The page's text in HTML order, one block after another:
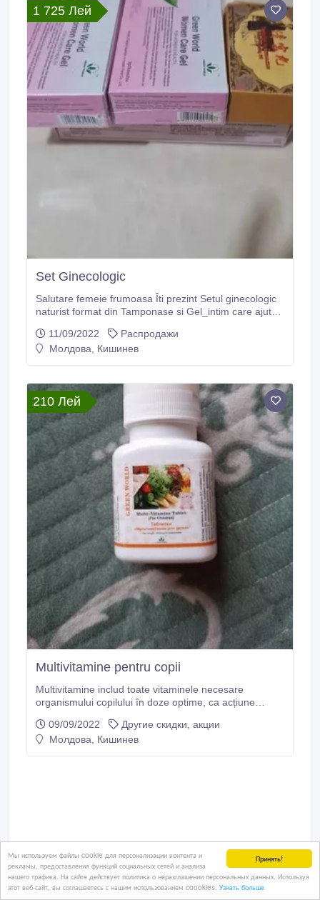
Принять!
Мы используем файлы cookie для персонализации контента и
рекламы, предоставления функций социальных сетей и анализа
нашего трафика. На сайте действует политика о неразглашении персональных данных. Используя
этот веб-сайт, вы соглашаетесь с нашим использованием coookies. Узнать больше
1 725 Лей
Set Ginecologic
Salutare femeie frumoasa Îti prezint Setul ginecologic
naturist format din Tamponase si Gel_intim care ajuta
11/09/2022
Распродажи
Молдова, Кишинев
210 Лей
Multivitamine pentru copii
Multivitamine includ toate vitaminele necesare
organismului copilului în doze optime, ca acțiune
stabilizare a membranelor; •antioxidant și
oncoprotector..
09/09/2022
Другие скидки, акции
Молдова, Кишинев